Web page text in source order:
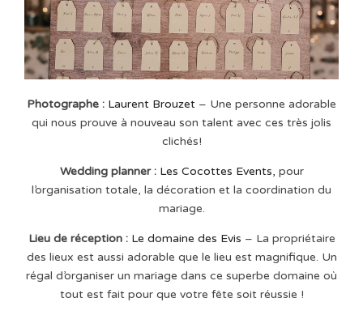
Photographe : Laurent Brouzet – Une personne adorable
qui nous prouve à nouveau son talent avec ces très jolis
clichés!
Wedding planner : Les Cocottes Events, pour
l’organisation totale, la décoration et la coordination du
mariage.
Lieu de réception : Le domaine des Evis – La propriétaire
des lieux est aussi adorable que le lieu est magnifique. Un
régal d’organiser un mariage dans ce superbe domaine où
tout est fait pour que votre fête soit réussie !